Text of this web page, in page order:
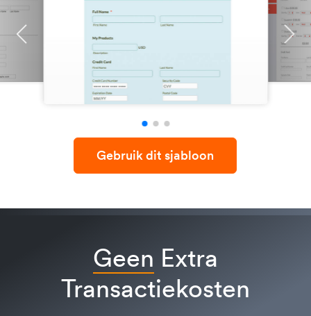
Gebruik dit sjabloon
Geen Extra
Transactiekosten